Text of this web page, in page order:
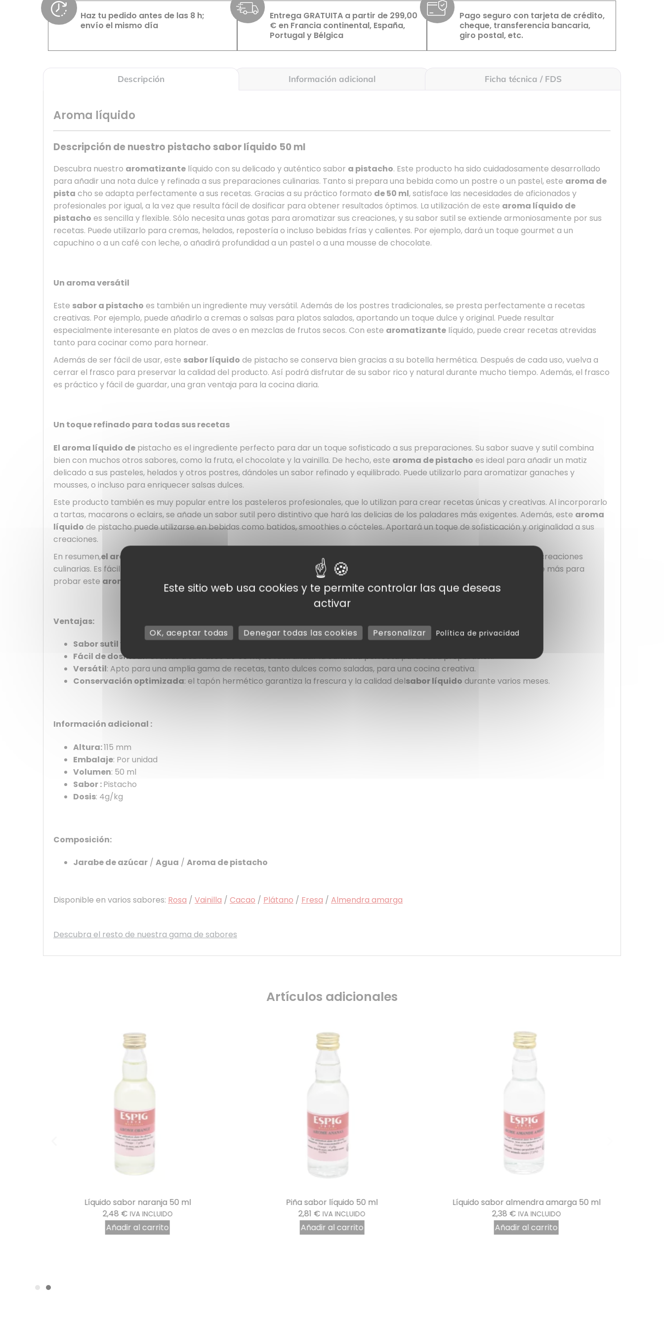
Haz tu pedido antes de las 8 h;
envío el mismo día
Entrega GRATUITA a partir de 299,00
€ en Francia continental, España,
Portugal y Bélgica
Pago seguro con tarjeta de crédito,
cheque, transferencia bancaria,
giro postal, etc.
Descripción Información adicional Ficha técnica / FDS
Aroma líquido
Descripción de nuestro pistacho sabor líquido 50 ml
Descubra nuestro aromatizante líquido con su delicado y auténtico sabor a pistacho. Este producto ha sido cuidadosamente desarrollado
para añadir una nota dulce y refinada a sus preparaciones culinarias. Tanto si prepara una bebida como un postre o un pastel, este aroma de
pista cho se adapta perfectamente a sus recetas. Gracias a su práctico formato de 50 ml, satisface las necesidades de aficionados y
profesionales por igual, a la vez que resulta fácil de dosificar para obtener resultados óptimos. La utilización de este aroma líquido de
pistacho es sencilla y flexible. Sólo necesita unas gotas para aromatizar sus creaciones, y su sabor sutil se extiende armoniosamente por sus
recetas. Puede utilizarlo para cremas, helados, repostería o incluso bebidas frías y calientes. Por ejemplo, dará un toque gourmet a un
capuchino o a un café con leche, o añadirá profundidad a un pastel o a una mousse de chocolate.
Un aroma versátil
Este sabor a pistacho es también un ingrediente muy versátil. Además de los postres tradicionales, se presta perfectamente a recetas
creativas. Por ejemplo, puede añadirlo a cremas o salsas para platos salados, aportando un toque dulce y original. Puede resultar
especialmente interesante en platos de aves o en mezclas de frutos secos. Con este aromatizante líquido, puede crear recetas atrevidas
tanto para cocinar como para hornear.
Además de ser fácil de usar, este sabor líquido de pistacho se conserva bien gracias a su botella hermética. Después de cada uso, vuelva a
cerrar el frasco para preservar la calidad del producto. Así podrá disfrutar de su sabor rico y natural durante mucho tiempo. Además, el frasco
es práctico y fácil de guardar, una gran ventaja para la cocina diaria.
Un toque refinado para todas sus recetas
El aroma líquido de pistacho es el ingrediente perfecto para dar un toque sofisticado a sus preparaciones. Su sabor suave y sutil combina
bien con muchos otros sabores, como la fruta, el chocolate y la vainilla. De hecho, este aroma de pistacho es ideal para añadir un matiz
delicado a sus pasteles, helados y otros postres, dándoles un sabor refinado y equilibrado. Puede utilizarlo para aromatizar ganaches y
mousses, o incluso para enriquecer salsas dulces.
Este producto también es muy popular entre los pasteleros profesionales, que lo utilizan para crear recetas únicas y creativas. Al incorporarlo
a tartas, macarons o eclairs, se añade un sabor sutil pero distintivo que hará las delicias de los paladares más exigentes. Además, este aroma
líquido de pistacho puede utilizarse en bebidas como batidos, smoothies o cócteles. Aportará un toque de sofisticación y originalidad a sus
creaciones.
En resumen,el aroma líquido
de pistacho es un producto esencial para cualquiera que desee añadir un toque refinado a sus creaciones
culinarias. Es fácil de usar, versátil y ofrece un sabor auténtico que combina a la perfección con numerosas recetas. No espere más para
probar este aroma de pistacho y dar rienda suelta a su creatividad culinaria.
Ventajas:
Sabor sutil y refinado:el aroma de pistachoaporta un sabor dulce y auténtico, ideal para diversificar sus recetas.
Fácil de dosificar: Gracias a su frasco de 50 ml, es fácil añadir la cantidad perfecta para cada preparación.
Versátil: Apto para una amplia gama de recetas, tanto dulces como saladas, para una cocina creativa.
Conservación optimizada: el tapón hermético garantiza la frescura y la calidad delsabor líquido durante varios meses.
Información adicional :
Altura:115 mm
Embalaje: Por unidad
Volumen: 50 ml
Sabor :Pistacho
Dosis: 4g/kg
Composición:
Jarabe de azúcar / Agua / Aroma de pistacho
Disponible en varios sabores: Rosa / Vainilla / Cacao / Plátano / Fresa / Almendra amarga
Descubra el resto de nuestra gama de sabores
Artículos adicionales
Líquido sabor naranja 50 ml
2,48 € IVA INCLUIDO
Añadir al carrito
Piña sabor líquido 50 ml
2,81 € IVA INCLUIDO
Añadir al carrito
Líquido sabor almendra amarga 50 ml
2,38 € IVA INCLUIDO
Añadir al carrito
Este sitio web usa cookies y te permite controlar las que deseas
activar
OK, aceptar todas Denegar todas las cookies Personalizar Política de privacidad